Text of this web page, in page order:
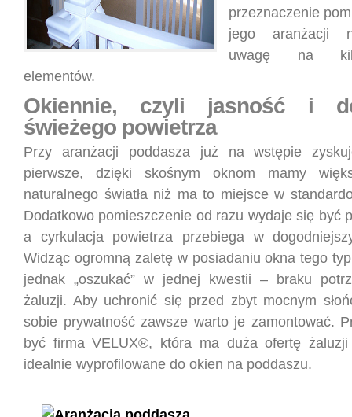
przeznaczenie
jego aranżacji
uwagę na
elementów.
Okiennie, czyli jasność i
świeżego powietrza
Przy aranżacji poddasza już na wstępie
pierwsze, dzięki skośnym oknom mamy
naturalnego światła niż ma to miejsce w
Dodatkowo pomieszczenie od razu wydaje się być
a cyrkulacja powietrza przebiega w
Widząc ogromną zaletę w posiadaniu okna tego
jednak „oszukać” w jednej kwestii – braku
żaluzji. Aby uchronić się przed zbyt mocnym
sobie prywatność zawsze warto je zamontować.
być firma VELUX®, która ma duża ofertę
idealnie wyprofilowane do okien na poddaszu.